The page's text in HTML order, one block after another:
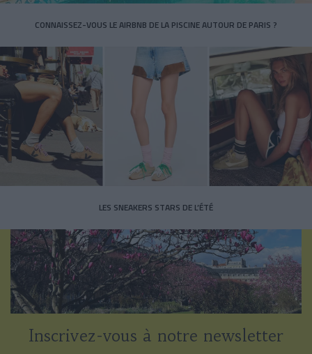
CONNAISSEZ-VOUS LE AIRBNB DE LA PISCINE AUTOUR DE PARIS ?
LES SNEAKERS STARS DE L’ÉTÉ
Inscrivez-vous à notre newsletter